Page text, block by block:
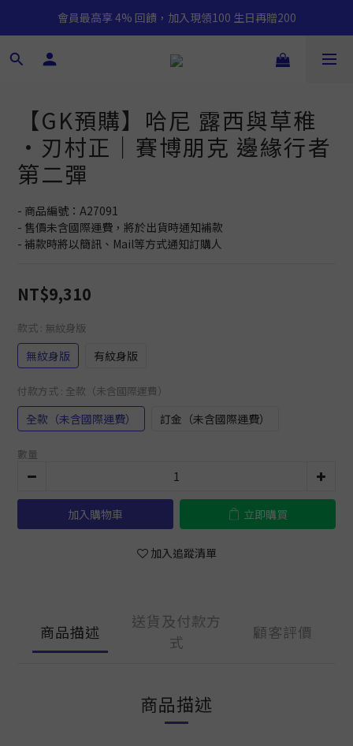
會員最高享 4% 回饋，加入現領100 生日再贈200
【GK預購】哈尼 露西與草稚
·刃村正｜賽博朋克 邊緣行者
第二彈
- 商品編號：A27091
- 售價未含國際運費，將於出貨時通知補款
- 補款時將以簡訊、Mail等方式通知訂購人
NT$9,310
款式 : 無紋身版
無紋身版 有紋身版
付款方式 : 全款（未含國際運費）
全款（未含國際運費） 訂金（未含國際運費）
數量
加入購物車 立即購買
加入追蹤清單
商品描述
送貨及付款方
式
顧客評價
商品描述